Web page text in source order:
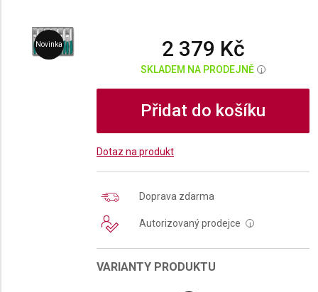
Novinka 2 379 Kč
SKLADEM NA PRODEJNĚ i
Přidat do košíku
Dotaz na produkt
Doprava zdarma
Autorizovaný prodejce i
VARIANTY PRODUKTU